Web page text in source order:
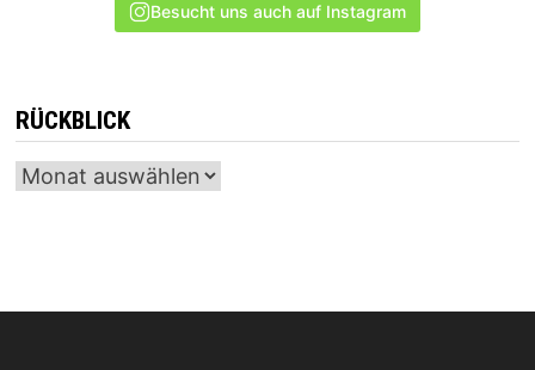
Besucht uns auch auf Instagram
RÜCKBLICK
Archiv